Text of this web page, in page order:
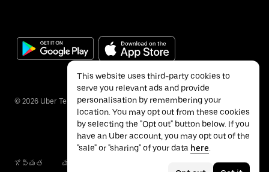
© 2026 Uber Technologies Inc.
గోప్యత యాక్సెసబిలిటీ
This website uses third-party cookies to
serve you relevant ads and provide
personalisation by remembering your
location. You may opt out from these cookies
by selecting the "Opt out" button below. If you
have an Uber account, you may opt out of the
"sale" or "sharing" of your data here.